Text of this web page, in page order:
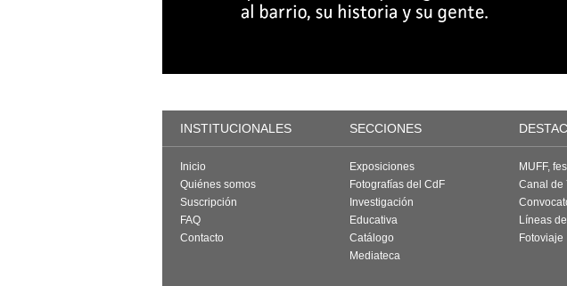
INSTITUCIONALES SECCIONES
Inicio
Quiénes somos
Suscripción
FAQ
Contacto
Exposiciones
Fotografías del CdF
Investigación
Educativa
Catálogo
Mediateca
MUFF,
Canal de
Líneas
Fotoviaje